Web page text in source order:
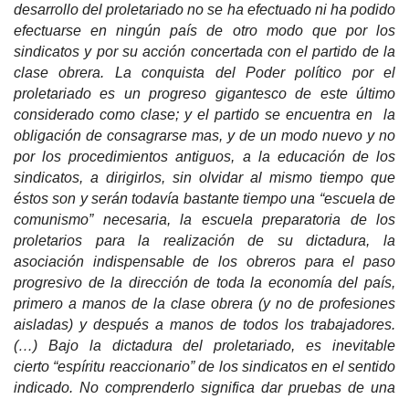
desarrollo del proletariado no se ha efectuado ni ha podido
efectuarse en ningún país de otro modo que por los
sindicatos y por su acción concertada con el partido de la
clase obrera. La conquista del Poder político por el
proletariado es un progreso gigantesco de este último
considerado como clase; y el partido se encuentra en la
obligación de consagrarse mas, y de un modo nuevo y no
por los procedimientos antiguos, a la educación de los
sindicatos, a dirigirlos, sin olvidar al mismo tiempo que
éstos son y serán todavía bastante tiempo una “escuela de
comunismo” necesaria, la escuela preparatoria de los
proletarios para la realización de su dictadura, la
asociación indispensable de los obreros para el paso
progresivo de la dirección de toda la economía del país,
primero a manos de la clase obrera (y no de profesiones
aisladas) y después a manos de todos los trabajadores.
(…) Bajo la dictadura del proletariado, es inevitable
cierto “espíritu reaccionario” de los sindicatos en el sentido
indicado. No comprenderlo significa dar pruebas de una